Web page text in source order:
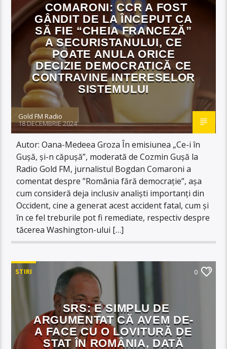
COMARONI: CCR A FOST
GÂNDIT DE LA ÎNCEPUT CA
SĂ FIE “CHEIA FRANCEZĂ”
A SECURISTANULUI, CE
POATE ANULA ORICE
DECIZIE DEMOCRATICĂ CE
CONTRAVINE INTERESELOR
SISTEMULUI
Gold FM Radio
18 DECEMBRIE 2024
Autor: Oana-Medeea Groza În emisiunea „Ce-i în
Gușă, și-n căpușă”, moderată de Cozmin Gușă la
Radio Gold FM, jurnalistul Bogdan Comaroni a
comentat despre ”România fără democrație”, așa
cum consideră deja inclusiv analiști importanți din
Occident, cine a generat acest accident fatal, cum și
în ce fel treburile pot fi remediate, respectiv despre
tăcerea Washington-ului […]
STIRI 0
SRS: E SIMPLU DE
ARGUMENTAT CĂ AVEM DE-
A FACE CU O LOVITURĂ DE
STAT ÎN ROMÂNIA, DATĂ